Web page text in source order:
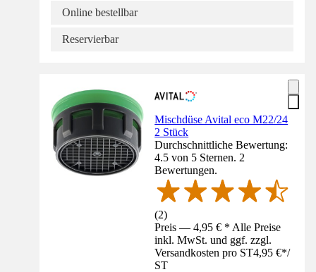
Online bestellbar
Reservierbar
Mischdüse Avital eco M22/24
2 Stück
Durchschnittliche Bewertung:
4.5 von 5 Sternen. 2
Bewertungen.
(2)
Preis — 4,95 € * Alle Preise
inkl. MwSt. und ggf. zzgl.
Versandkosten pro ST4,95 €*/
ST